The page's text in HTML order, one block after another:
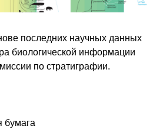
последних научных данных
биологической информации
по стратиграфии.
бумага